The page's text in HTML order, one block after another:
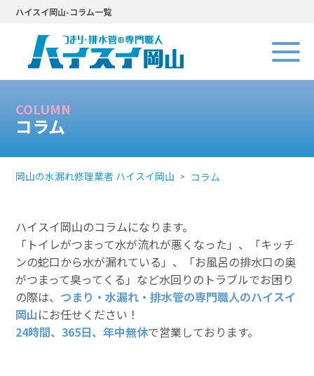
ハイスイ岡山-コラム一覧
COLUMN
コラム
岡山の水漏れ修理業者 ハイスイ岡山 コラム
ハイスイ岡山のコラムになります。
「トイレがつまって水が流れが悪くなった」、「キッチ
ンの蛇口から水が漏れている」、「お風呂の排水口の奥
がつまって臭ってくる」など水回りのトラブルでお困り
の際は、 つまり・水漏れ・排水管の専門職人のハイスイ
岡山にお任せください！
24時間、365日、年中無休で営業しております。